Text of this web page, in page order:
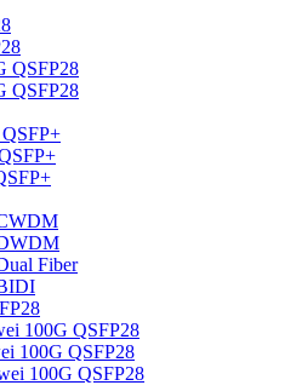
QSFP28
QSFP28
Fiber
100G QSFP28
100G QSFP28
100G QSFP28